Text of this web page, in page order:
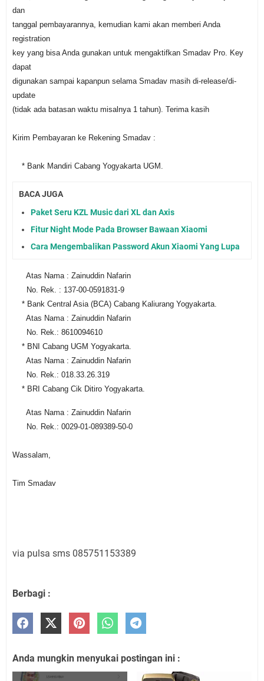
dan
tanggal pembayarannya, kemudian kami akan memberi Anda
registration
key yang bisa Anda gunakan untuk mengaktifkan Smadav Pro. Key
dapat
digunakan sampai kapanpun selama Smadav masih di-release/di-
update
(tidak ada batasan waktu misalnya 1 tahun). Terima kasih
Kirim Pembayaran ke Rekening Smadav :
* Bank Mandiri Cabang Yogyakarta UGM.
BACA JUGA
Paket Seru KZL Music dari XL dan Axis
Fitur Night Mode Pada Browser Bawaan Xiaomi
Cara Mengembalikan Password Akun Xiaomi Yang Lupa
Atas Nama : Zainuddin Nafarin
No. Rek. : 137-00-0591831-9
* Bank Central Asia (BCA) Cabang Kaliurang Yogyakarta.
Atas Nama : Zainuddin Nafarin
No. Rek.: 8610094610
* BNI Cabang UGM Yogyakarta.
Atas Nama : Zainuddin Nafarin
No. Rek.: 018.33.26.319
* BRI Cabang Cik Ditiro Yogyakarta.
Atas Nama : Zainuddin Nafarin
No. Rek.: 0029-01-089389-50-0
Wassalam,
Tim Smadav
via pulsa sms 085751153389
Berbagi :
Anda mungkin menyukai postingan ini :